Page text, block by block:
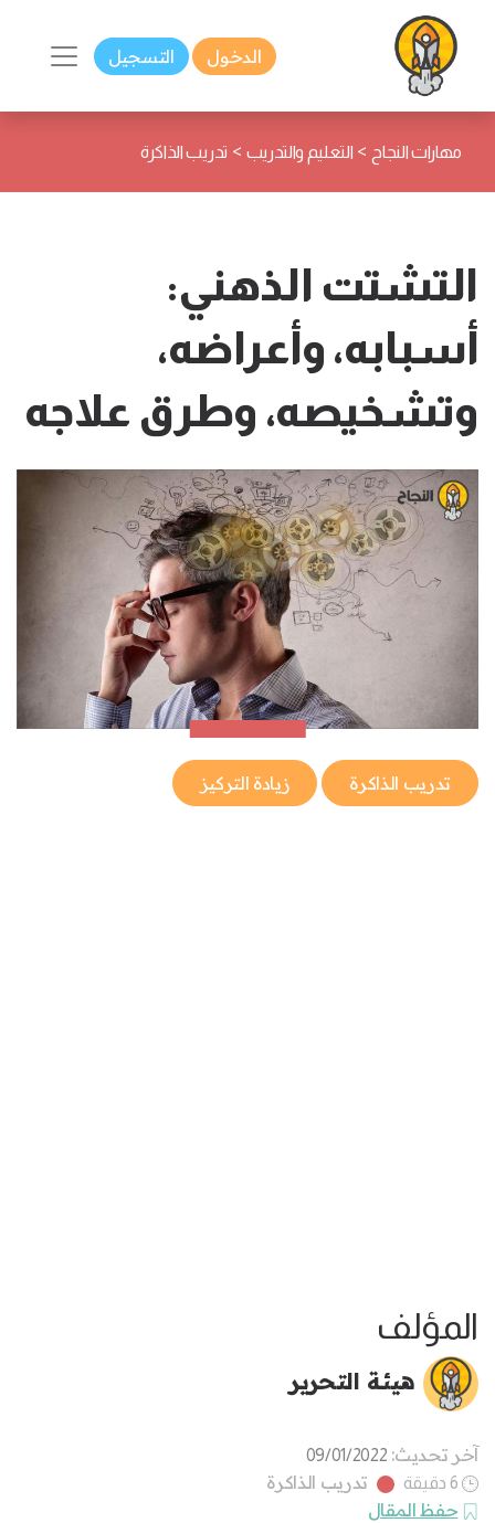
الدخول التسجيل
مهارات النجاح > التعليم والتدريب > تدريب الذاكرة
التشتت الذهني:
أسبابه، وأعراضه،
وتشخيصه، وطرق علاجه
تدريب الذاكرة زيادة التركيز
المؤلف
هيئة التحرير
آخر تحديث: 09/01/2022
6 دقيقة
تدريب الذاكرة
حفظ المقال